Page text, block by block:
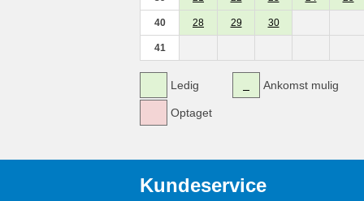
40 28 29 30
41
Ledig
Optaget
Ankomst mulig
Kundeservice